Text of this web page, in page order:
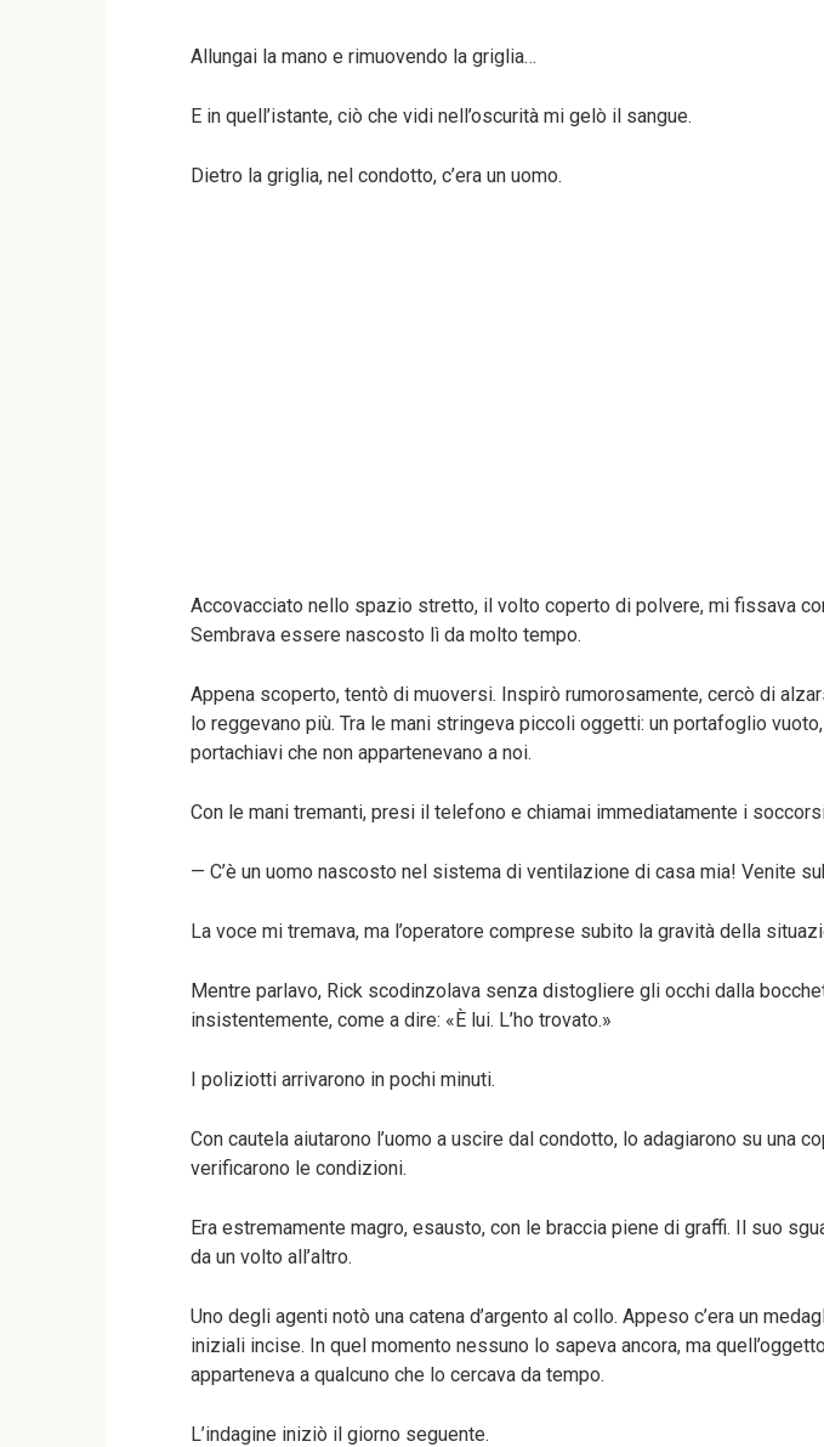
Allungai la mano e rimuovendo la griglia…
E in quell’istante, ciò che vidi nell’oscurità mi gelò il sangue.
Dietro la griglia, nel condotto, c’era un uomo.
Accovacciato nello spazio stretto, il volto coperto di polvere, mi fissava
Sembrava essere nascosto lì da molto tempo.
Appena scoperto, tentò di muoversi. Inspirò rumorosamente, cercò di
lo reggevano più. Tra le mani stringeva piccoli oggetti: un portafoglio
portachiavi che non appartenevano a noi.
Con le mani tremanti, presi il telefono e chiamai immediatamente i
— C’è un uomo nascosto nel sistema di ventilazione di casa mia! Venite
La voce mi tremava, ma l’operatore comprese subito la gravità della
Mentre parlavo, Rick scodinzolava senza distogliere gli occhi dalla
insistentemente, come a dire: «È lui. L’ho trovato.»
I poliziotti arrivarono in pochi minuti.
Con cautela aiutarono l’uomo a uscire dal condotto, lo adagiarono su una
verificarono le condizioni.
Era estremamente magro, esausto, con le braccia piene di graffi. Il suo
da un volto all’altro.
Uno degli agenti notò una catena d’argento al collo. Appeso c’era un
iniziali incise. In quel momento nessuno lo sapeva ancora, ma
apparteneva a qualcuno che lo cercava da tempo.
L’indagine iniziò il giorno seguente.